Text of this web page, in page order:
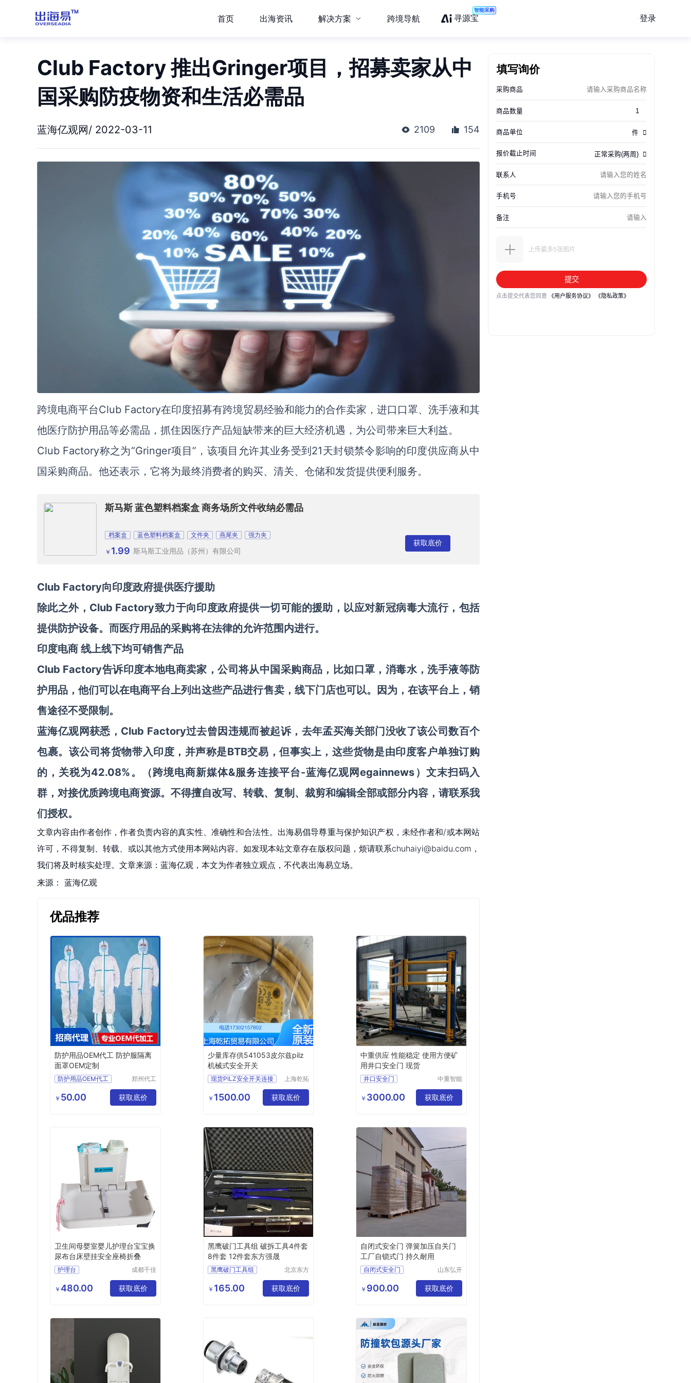
首页 出海资讯 解决方案 跨境导航 寻源宝
智能采购
登录
Club Factory 推出Gringer项目，招募卖家从中
国采购防疫物资和生活必需品
蓝海亿观网/ 2022-03-11 2109 154
跨境电商平台Club Factory在印度招募有跨境贸易经验和能力的合作卖家，进口口罩、洗手液和其
他医疗防护用品等必需品，抓住因医疗产品短缺带来的巨大经济机遇，为公司带来巨大利益。
Club Factory称之为“Gringer项目”，该项目允许其业务受到21天封锁禁令影响的印度供应商从中
国采购商品。他还表示，它将为最终消费者的购买、清关、仓储和发货提供便利服务。
斯马斯 蓝色塑料档案盒 商务场所文件收纳必需品
档案盒 蓝色塑料档案盒 文件夹 燕尾夹 强力夹
￥ 1.99 斯马斯工业用品（苏州）有限公司
获取底价
Club Factory向印度政府提供医疗援助
除此之外，Club Factory致力于向印度政府提供一切可能的援助，以应对新冠病毒大流行，包括
提供防护设备。而医疗用品的采购将在法律的允许范围内进行。
印度电商 线上线下均可销售产品
Club Factory告诉印度本地电商卖家，公司将从中国采购商品，比如口罩，消毒水，洗手液等防
护用品，他们可以在电商平台上列出这些产品进行售卖，线下门店也可以。因为，在该平台上，销
售途径不受限制。
蓝海亿观网获悉， Club Factory过去曾因违规而被起诉，去年孟买海关部门没收了该公司数百个
包裹。该公司将货物带入印度，并声称是BTB交易，但事实上，这些货物是由印度客户单独订购
的，关税为42.08%。（跨境电商新媒体&服务连接平台-蓝海亿观网egainnews） 文末扫码入
群，对接优质跨境电商资源。不得擅自改写、 转载、复制、裁剪和编辑全部或部分内容，请联系我
们授权。
文章内容由作者创作，作者负责内容的真实性、准确性和合法性。出海易倡导尊重与保护知识产权，未经作者和/或本网站
许可，不得复制、转载、或以其他方式使用本网站内容。如发现本站文章存在版权问题，烦请联系chuhaiyi@baidu.com，
我们将及时核实处理。文章来源：蓝海亿观，本文为作者独立观点，不代表出海易立场。
来源： 蓝海亿观
优品推荐
防护用品OEM代工 防护服隔离
面罩OEM定制
防护用品OEM代工
防护用品代工
郑州代工
技有限公
司
￥ 50.00 获取底价
少量库存供541053皮尔兹pilz
机械式安全开关
现货PILZ安全开关连接
513120开关操作方式
皮尔兹继电器有部分现货
PILZ磁性安全开关供应
上海乾拓
公司
￥ 1500.00 获取底价
中重供应 性能稳定 使用方便矿
用井口安全门 现货
井口安全门
安全门型号
安全门
中重智能
设计研究
院
￥ 3000.00 获取底价
卫生间母婴室婴儿护理台宝宝换
尿布台床壁挂安全座椅折叠
护理台
婴儿护理台
成都千佳
公司
￥ 480.00 获取底价
黑鹰破门工具组 破拆工具4件套
8件套 12件套东方强晟
黑鹰破门工具组
拆工具4件套
北京东方
有限公司
￥ 165.00 获取底价
自闭式安全门 弹簧加压自关门
工厂自锁式门 持久耐用
自闭式安全门
山东弘开
有限公司
￥ 900.00 获取底价
填写询价